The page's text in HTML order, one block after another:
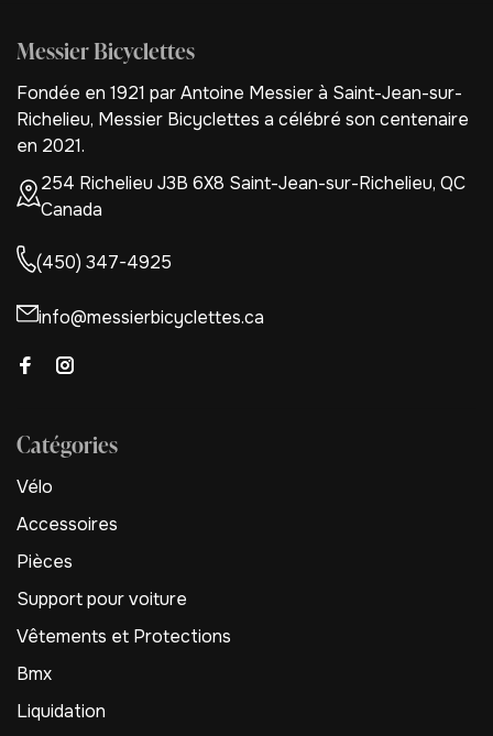
Messier Bicyclettes
Fondée en 1921 par Antoine Messier à Saint-Jean-sur-
Richelieu, Messier Bicyclettes a célébré son centenaire
en 2021.
254 Richelieu J3B 6X8 Saint-Jean-sur-Richelieu, QC
Canada
(450) 347-4925
info@messierbicyclettes.ca
Catégories
Vélo
Accessoires
Pièces
Support pour voiture
Vêtements et Protections
Bmx
Liquidation